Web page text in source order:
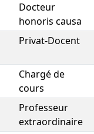
Docteur
honoris causa
Privat-Docent
Chargé de
cours
Professeur
extraordinaire